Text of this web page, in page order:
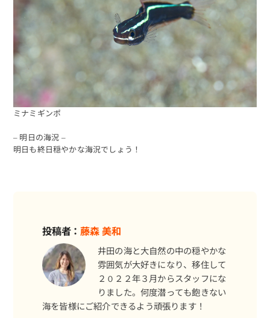
ミナミギンポ
– 明日の海況 –
明日も終日穏やかな海況でしょう！
投稿者：藤森 美和
井田の海と大自然の中の穏やかな
雰囲気が大好きになり、移住して
２０２２年３月からスタッフにな
りました。何度潜っても飽きない
海を皆様にご紹介できるよう頑張ります！